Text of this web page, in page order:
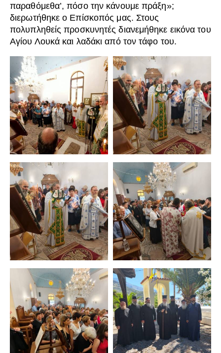
παραθόμεθα’, πόσο την κάνουμε πράξη»;
διερωτήθηκε ο Επίσκοπός μας. Στους
πολυπληθείς προσκυνητές διανεμήθηκε εικόνα του
Αγίου Λουκά και λαδάκι από τον τάφο του.